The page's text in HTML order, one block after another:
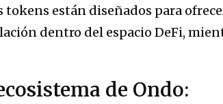
tokens están diseñados para
dentro del espacio DeFi,
de Ondo: